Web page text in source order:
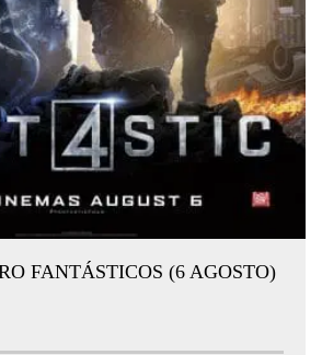
FANTÁSTICOS (6 AGOSTO)